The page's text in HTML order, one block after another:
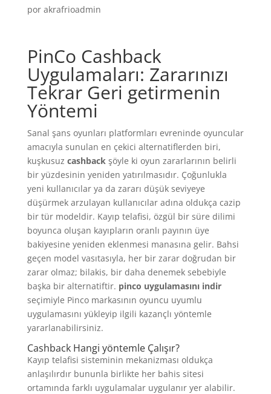
por akrafrioadmin
PinCo Cashback
Uygulamaları: Zararınızı
Tekrar Geri getirmenin
Yöntemi
Sanal şans oyunları platformları evreninde oyuncular
amacıyla sunulan en çekici alternatiflerden biri,
kuşkusuz cashbackşöyle ki oyun zararlarının belirli
bir yüzdesinin yeniden yatırılmasıdır. Çoğunlukla
yeni kullanıcılar ya da zararı düşük seviyeye
düşürmek arzulayan kullanıcılar adına oldukça cazip
bir tür modeldir. Kayıp telafisi, özgül bir süre dilimi
boyunca oluşan kayıpların oranlı payının üye
bakiyesine yeniden eklenmesi manasına gelir. Bahsi
geçen model vasıtasıyla, her bir zarar doğrudan bir
zarar olmaz; bilakis, bir daha denemek sebebiyle
başka bir alternatiftir. pinco uygulamasını indir
seçimiyle Pinco markasının oyuncu uyumlu
uygulamasını yükleyip ilgili kazançlı yöntemle
yararlanabilirsiniz.
Cashback Hangi yöntemle Çalışır?
Kayıp telafisi sisteminin mekanizması oldukça
anlaşılırdır bununla birlikte her bahis sitesi
ortamında farklı uygulamalar uygulanır yer alabilir.